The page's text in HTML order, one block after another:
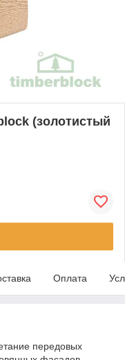
(золотистый
Оплата
передовых